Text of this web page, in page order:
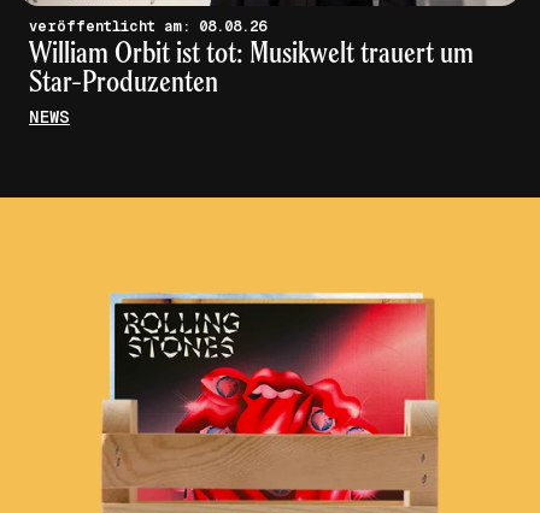
veröffentlicht am: 08.08.26
William Orbit ist tot: Musikwelt trauert um
Star-Produzenten
NEWS